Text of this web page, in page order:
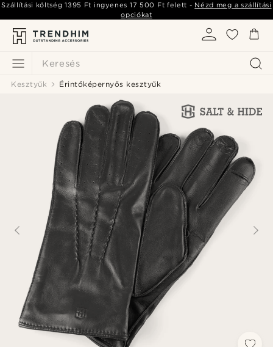
Keresés
Szállítási költség1395 Ft ingyenes 17 500 Ft felett - Nézd meg a szállítási
opciókat
Kesztyűk Érintőképernyős kesztyűk